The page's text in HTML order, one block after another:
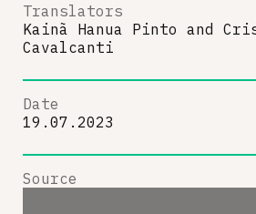
Translators
Kainã Hanua Pinto and
Cavalcanti
Date
19.07.2023
Source